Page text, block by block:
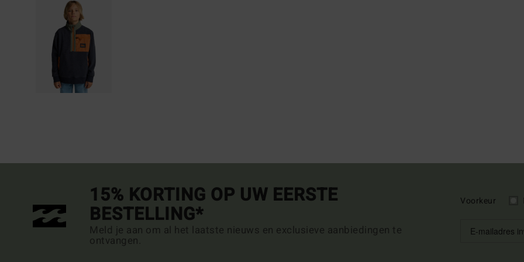
15% KORTING OP UW EERSTE
BESTELLING*
Meld je aan om al het laatste nieuws en exclusieve aanbiedingen te
ontvangen.
Voorkeur